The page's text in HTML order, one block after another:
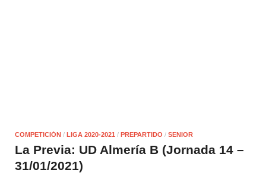
COMPETICIÓN / LIGA 2020-2021 / PREPARTIDO / SENIOR
La Previa: UD Almería B (Jornada 14 –
31/01/2021)